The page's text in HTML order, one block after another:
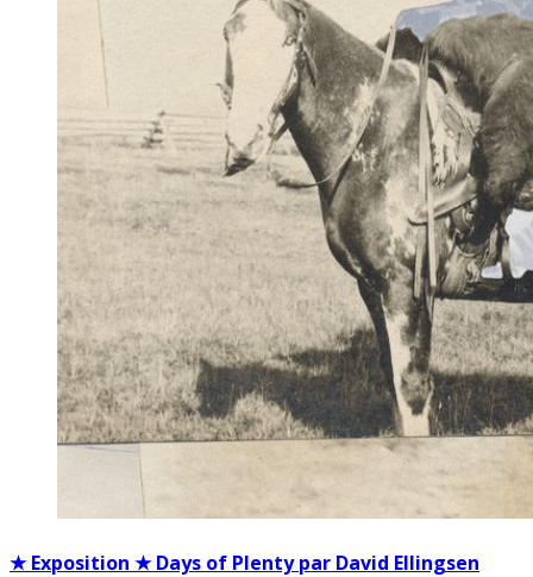
★ Exposition ★ Days of Plenty par David Ellingsen